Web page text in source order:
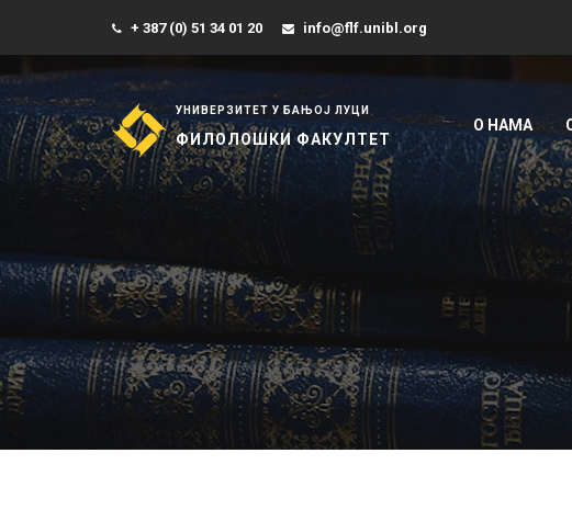
+ 387 (0) 51 34 01 20 info@flf.unibl.org
УНИВЕРЗИТЕТ У БАЊОЈ ЛУЦИ
ФИЛОЛОШКИ ФАКУЛТЕТ
О НАМА